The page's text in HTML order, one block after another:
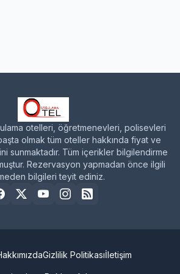
otelleri, öğretmenevleri, polisevleri
olmak tüm oteller hakkında fiyat ve
sunmaktadır. Tüm içerikler bilgilendirme
Rezervasyon yapmadan önce ilgili
bilgileri teyit ediniz.
Gizlilik Politikasıİletişim